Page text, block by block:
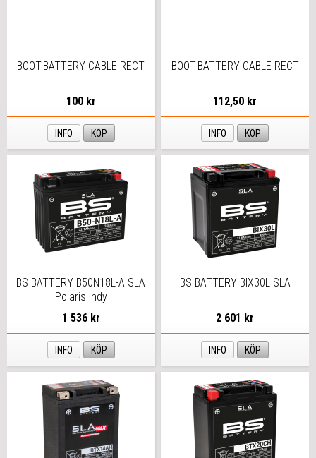
BOOT-BATTERY CABLE RECT
100 kr
INFO KÖP
BOOT-BATTERY CABLE RECT
112,50 kr
INFO KÖP
BS BATTERY B50N18L-A SLA
Polaris Indy
1 536 kr
INFO KÖP
BS BATTERY BIX30L SLA
2 601 kr
INFO KÖP